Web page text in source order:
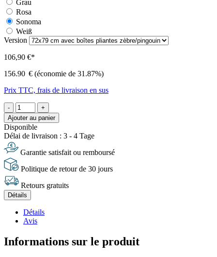
Grau
Rosa
Sonoma
Weiß
Version
106,90 €*
156.90 € (économie de 31.87%)
Prix TTC, frais de livraison en sus
-
+
Ajouter au panier
Disponible
Délai de livraison : 3 - 4 Tage
Garantie satisfait ou remboursé
Politique de retour de 30 jours
Retours gratuits
Détails
Détails
Avis
Informations sur le produit